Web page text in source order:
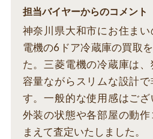
担当バイヤーからのコメント
神奈川県大和市にお住ま
電機の6ドア冷蔵庫の買取
た。三菱電機の冷蔵庫は
容量ながらスリムな設計で
す。一般的な使用感はござ
外装の状態や各部屋の動
まえて査定いたしました。